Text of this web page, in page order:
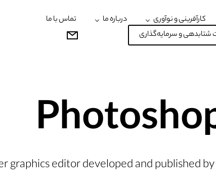
کارآفرینی و نوآوری درباره ما
تماس با ما
و سرمایه‌گذاری
graphics editor developed and published